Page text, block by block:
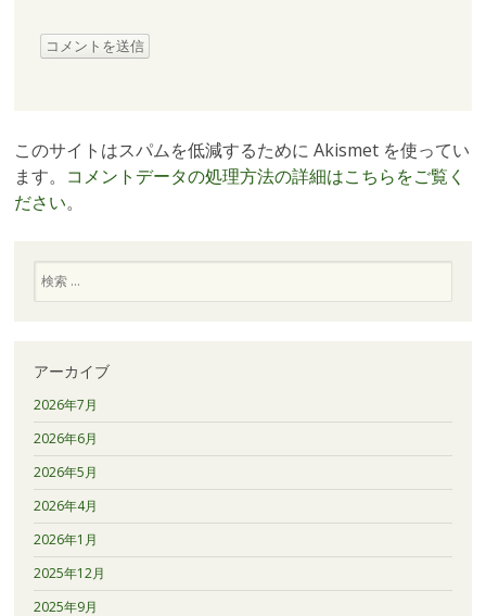
このサイトはスパムを低減するために Akismet を使ってい
ます。 コメントデータの処理方法の詳細はこちらをご覧く
ださい。
索
アーカイブ
2026年7月
2026年6月
2026年5月
2026年4月
2026年1月
2025年12月
2025年9月